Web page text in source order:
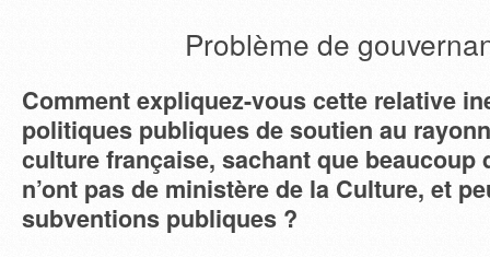
Problème de
Comment expliquez-vous cette relative
politiques publiques de soutien au
culture française, sachant que beaucoup
n’ont pas de ministère de la Culture, et
subventions publiques ?